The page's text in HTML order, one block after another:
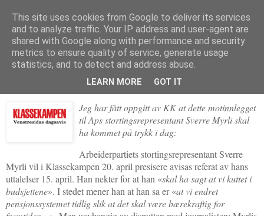
Politikus
onsdag 27. april 2011
Sverre Myrli med nytale
Jeg har fått oppgitt av KK at dette motinnlegget
til Aps stortingsrepresentant Sverre Myrli skal
ha kommet på trykk i dag:
Arbeiderpartiets stortingsrepresentant Sverre
Myrli vil i Klassekampen 20. april presisere avisas referat av hans
uttalelser 15. april. Han nekter for at han «skal ha sagt at vi kuttet i
budsjettene». I stedet mener han at han sa er «at vi endret
pensjonssystemet tidlig slik at det skal være bærekraftig for
This site uses cookies from Google to deliver its services
and to analyze traffic. Your IP address and user-agent are
shared with Google along with performance and security
metrics to ensure quality of service, generate usage
statistics, and to detect and address abuse.
LEARN MORE GOT IT